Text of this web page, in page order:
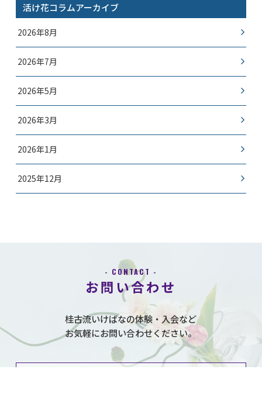
活け花コラムアーカイブ
2026年8月
2026年7月
2026年5月
2026年3月
2026年1月
2025年12月
- CONTACT -
お問い合わせ
桂古流いけばなの体験・入会など
お気軽にお問い合わせください。